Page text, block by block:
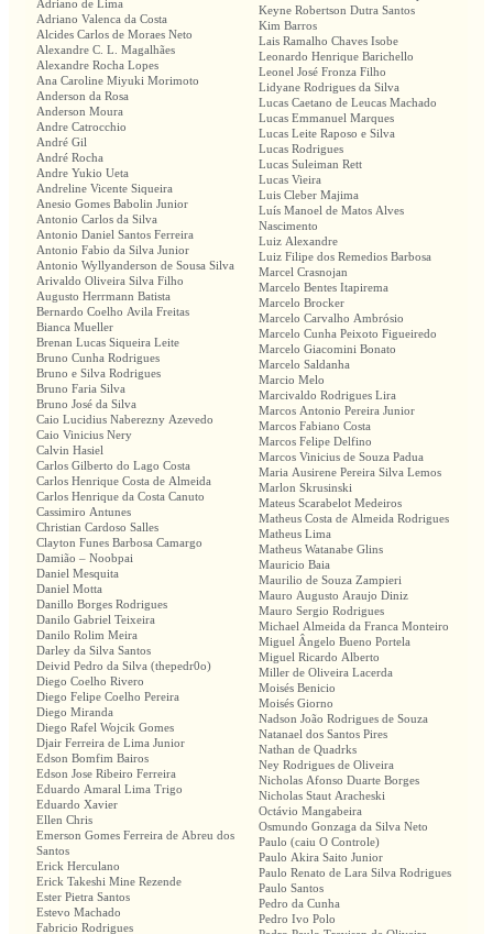
Adriano de Lima
Adriano Valenca da Costa
Alcides Carlos de Moraes Neto
Alexandre C. L. Magalhães
Alexandre Rocha Lopes
Ana Caroline Miyuki Morimoto
Anderson da Rosa
Anderson Moura
Andre Catrocchio
André Gil
André Rocha
Andre Yukio Ueta
Andreline Vicente Siqueira
Anesio Gomes Babolin Junior
Antonio Carlos da Silva
Antonio Daniel Santos Ferreira
Antonio Fabio da Silva Junior
Antonio Wyllyanderson de Sousa Silva
Arivaldo Oliveira Silva Filho
Augusto Herrmann Batista
Bernardo Coelho Avila Freitas
Bianca Mueller
Brenan Lucas Siqueira Leite
Bruno Cunha Rodrigues
Bruno e Silva Rodrigues
Bruno Faria Silva
Bruno José da Silva
Caio Lucidius Naberezny Azevedo
Caio Vinicius Nery
Calvin Hasiel
Carlos Gilberto do Lago Costa
Carlos Henrique Costa de Almeida
Carlos Henrique da Costa Canuto
Cassimiro Antunes
Christian Cardoso Salles
Clayton Funes Barbosa Camargo
Damião – Noobpai
Daniel Mesquita
Daniel Motta
Danillo Borges Rodrigues
Danilo Gabriel Teixeira
Danilo Rolim Meira
Darley da Silva Santos
Deivid Pedro da Silva (thepedr0o)
Diego Coelho Rivero
Diego Felipe Coelho Pereira
Diego Miranda
Diego Rafel Wojcik Gomes
Djair Ferreira de Lima Junior
Edson Bomfim Bairos
Edson Jose Ribeiro Ferreira
Eduardo Amaral Lima Trigo
Eduardo Xavier
Ellen Chris
Emerson Gomes Ferreira de Abreu dos
Santos
Erick Herculano
Erick Takeshi Mine Rezende
Ester Pietra Santos
Estevo Machado
Fabricio Rodrigues
Keyne Robertson Dutra Santos
Kim Barros
Lais Ramalho Chaves Isobe
Leonardo Henrique Barichello
Leonel José Fronza Filho
Lidyane Rodrigues da Silva
Lucas Caetano de Leucas Machado
Lucas Emmanuel Marques
Lucas Leite Raposo e Silva
Lucas Rodrigues
Lucas Suleiman Rett
Lucas Vieira
Luis Cleber Majima
Luís Manoel de Matos Alves
Nascimento
Luiz Alexandre
Luiz Filipe dos Remedios Barbosa
Marcel Crasnojan
Marcelo Bentes Itapirema
Marcelo Brocker
Marcelo Carvalho Ambrósio
Marcelo Cunha Peixoto Figueiredo
Marcelo Giacomini Bonato
Marcelo Saldanha
Marcio Melo
Marcivaldo Rodrigues Lira
Marcos Antonio Pereira Junior
Marcos Fabiano Costa
Marcos Felipe Delfino
Marcos Vinicius de Souza Padua
Maria Ausirene Pereira Silva Lemos
Marlon Skrusinski
Mateus Scarabelot Medeiros
Matheus Costa de Almeida Rodrigues
Matheus Lima
Matheus Watanabe Glins
Mauricio Baia
Maurilio de Souza Zampieri
Mauro Augusto Araujo Diniz
Mauro Sergio Rodrigues
Michael Almeida da Franca Monteiro
Miguel Ângelo Bueno Portela
Miguel Ricardo Alberto
Miller de Oliveira Lacerda
Moisés Benicio
Moisés Giorno
Nadson João Rodrigues de Souza
Natanael dos Santos Pires
Nathan de Quadrks
Ney Rodrigues de Oliveira
Nicholas Afonso Duarte Borges
Nicholas Staut Aracheski
Octávio Mangabeira
Osmundo Gonzaga da Silva Neto
Paulo (caiu O Controle)
Paulo Akira Saito Junior
Paulo Renato de Lara Silva Rodrigues
Paulo Santos
Pedro da Cunha
Pedro Ivo Polo